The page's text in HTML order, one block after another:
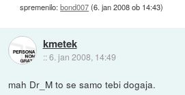
spremenilo:bond007(6. jan 2008 ob 14:43)
kmetek
::6. jan 2008, 14:49
mah Dr_M to se samo tebi dogaja.